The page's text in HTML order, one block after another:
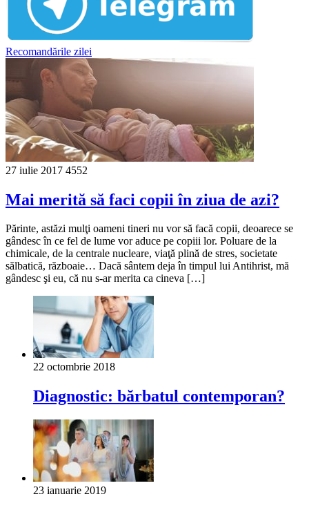
Recomandările zilei
27 iulie 2017 4552
Mai merită să faci copii în ziua de azi?
Părinte, astăzi mulţi oameni tineri nu vor să facă copii, deoarece se
gândesc în ce fel de lume vor aduce pe copiii lor. Poluare de la
chimicale, de la centrale nucleare, viaţă plină de stres, societate
sălbatică, războaie… Dacă sântem deja în timpul lui Antihrist, mă
gândesc şi eu, că nu s-ar merita ca cineva […]
22 octombrie 2018
Diagnostic: bărbatul contemporan?
23 ianuarie 2019